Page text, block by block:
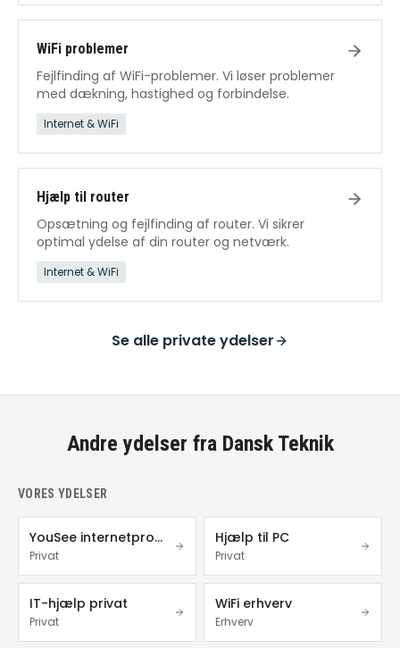
WiFi problemer
Fejlfinding af WiFi-problemer. Vi løser problemer
med dækning, hastighed og forbindelse.
Internet & WiFi
Hjælp til router
Opsætning og fejlfinding af router. Vi sikrer
optimal ydelse af din router og netværk.
Internet & WiFi
Se alle private ydelser
Andre ydelser fra Dansk Teknik
VORES YDELSER
YouSee internetproblemer
Privat
Hjælp til PC
Privat
IT-hjælp privat
Privat
WiFi erhverv
Erhverv